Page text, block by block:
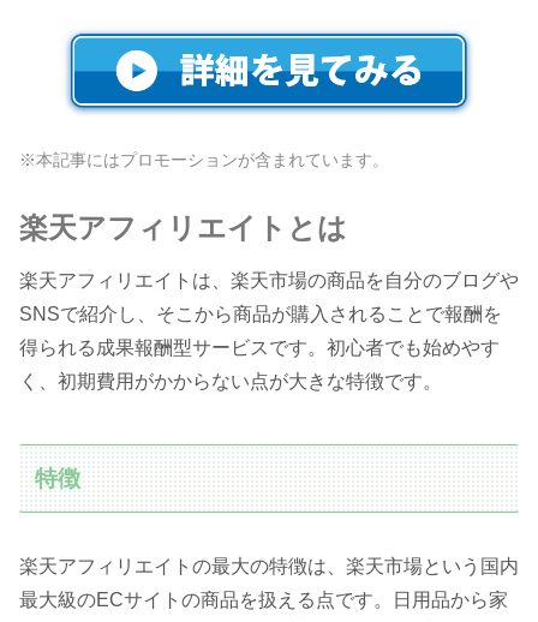
※本記事にはプロモーションが含まれています。
楽天アフィリエイトとは
楽天アフィリエイトは、楽天市場の商品を自分のブログや
SNSで紹介し、そこから商品が購入されることで報酬を
得られる成果報酬型サービスです。初心者でも始めやす
く、初期費用がかからない点が大きな特徴です。
特徴
楽天アフィリエイトの最大の特徴は、楽天市場という国内
最大級のECサイトの商品を扱える点です。日用品から家